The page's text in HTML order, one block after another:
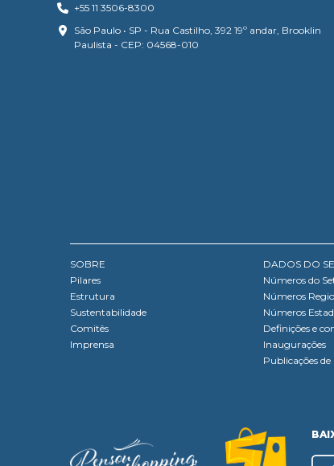
+55 11 3506-8300
São Paulo • SP - Rua Castilho, 392 19º andar, Brooklin
Paulista - CEP: 04568-010
SOBRE
Pilares
Estrutura
Sustentabilidade
Comitês
Imprensa
DADOS DO
Números do
Números
Números
Definições e
Inaugurações
Publicações de